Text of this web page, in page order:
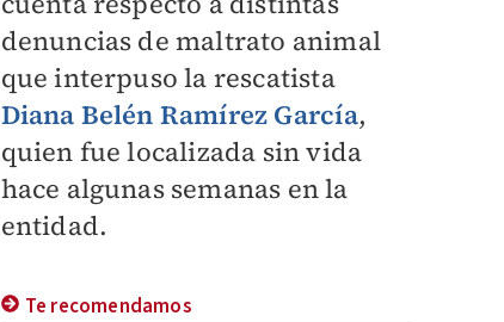
denuncias de maltrato animal
que interpuso la rescatista
Diana Belén Ramírez García,
quien fue localizada sin vida
hace algunas semanas en la
entidad.
Te recomendamos